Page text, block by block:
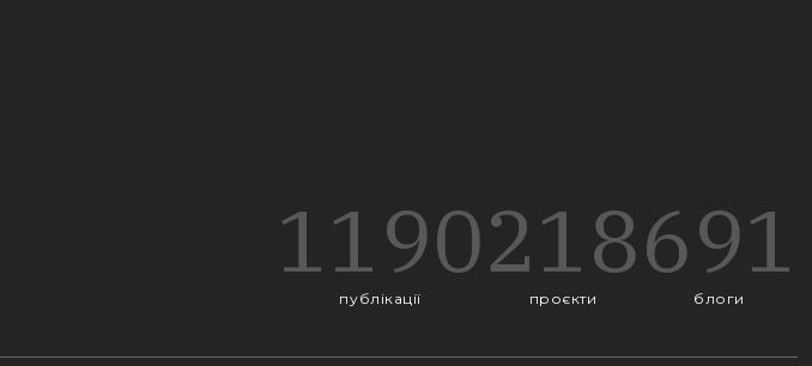
1190
публікації
218
проєкти
691
блоги